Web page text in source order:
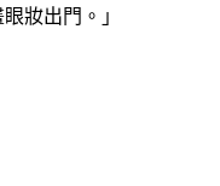
妝出門。」